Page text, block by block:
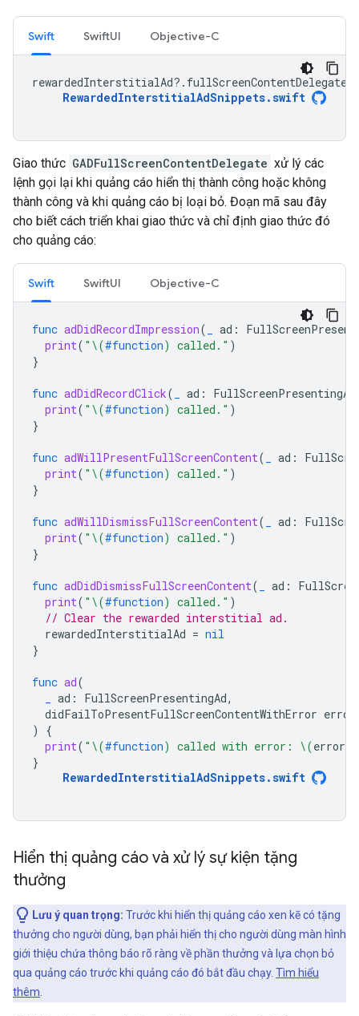
Swift SwiftUI Objective-C
rewardedInterstitialAd?. fullScreenContentDelegate
RewardedInterstitialAdSnippets.swift
Giao thức GADFullScreenContentDelegate xử lý các
lệnh gọi lại khi quảng cáo hiển thị thành công hoặc không
thành công và khi quảng cáo bị loại bỏ. Đoạn mã sau đây
cho biết cách triển khai giao thức và chỉ định giao thức đó
cho quảng cáo:
Swift SwiftUI Objective-C
func adDidRecordImpression( ad :
print( " \(#function) called." )
}
func adDidRecordClick( ad : FullScreenPresentingAd
print( " \(#function) called." )
}
func adWillPresentFullScreenContent( ad :
print( " \(#function) called." )
}
func adWillDismissFullScreenContent( ad :
print( " \(#function) called." )
}
func adDidDismissFullScreenContent( ad :
print( " \(#function) called." )
// Clear the rewarded interstitial ad.
rewardedInterstitialAd = nil
}
func ad(
ad : FullScreenPresentingAd,
didFailToPresentFullScreenContentWithError error
)
{
print( " \(#function) called with error: \(error
}
RewardedInterstitialAdSnippets.swift
Hiển thị quảng cáo và xử lý sự kiện tặng
thưởng
Lưu ý quan trọng: Trước khi hiển thị quảng cáo xen kẽ có tặng
thưởng cho người dùng, bạn phải hiển thị cho người dùng màn hình
giới thiệu chứa thông báo rõ ràng về phần thưởng và lựa chọn bỏ
qua quảng cáo trước khi quảng cáo đó bắt đầu chạy. Tìm hiểu
thêm